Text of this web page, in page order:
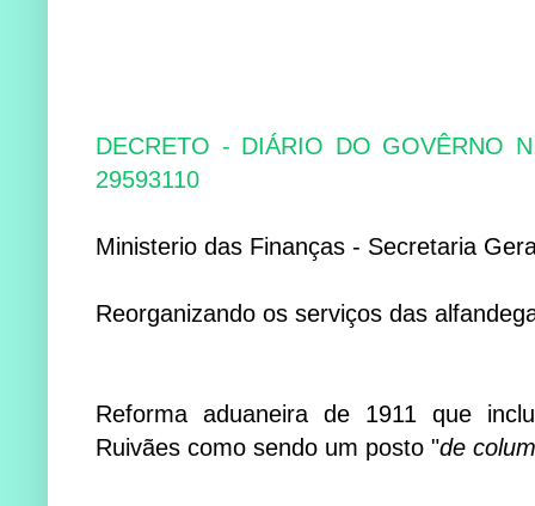
DECRETO - DIÁRIO DO GOVÊRNO
29593110
Ministerio das Finanças - Secretaria
Reorganizando os serviços das
Reforma aduaneira de 1911 que
Ruivães como sendo um posto "de